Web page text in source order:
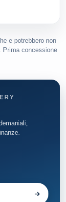
e potrebbero non
Prima concessione